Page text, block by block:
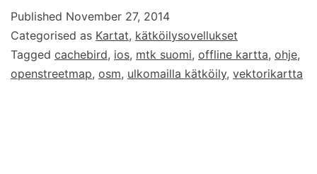
Published November 27, 2014
Categorised as Kartat, kätköilysovellukset
Tagged cachebird, ios, mtk suomi, offline kartta, ohje,
openstreetmap, osm, ulkomailla kätköily, vektorikartta